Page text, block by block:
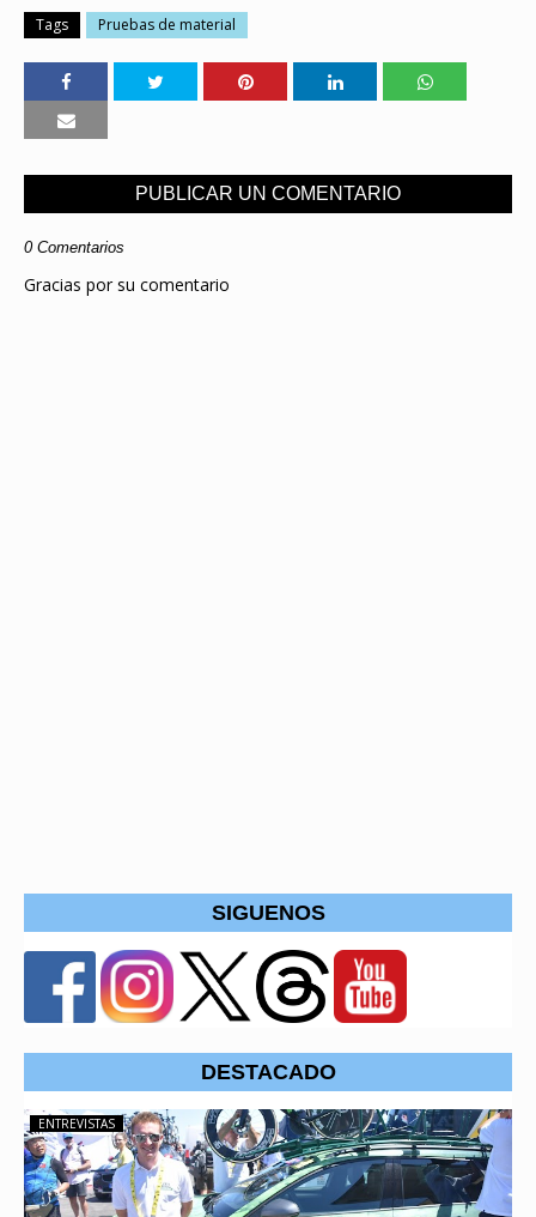
Tags Pruebas de material
PUBLICAR UN COMENTARIO
0 Comentarios
Gracias por su comentario
SIGUENOS
DESTACADO
ENTREVISTAS